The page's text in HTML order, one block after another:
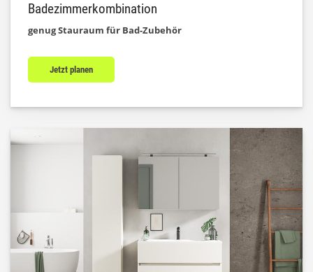
Badezimmerkombination
genug Stauraum für Bad-Zubehör
Jetzt planen